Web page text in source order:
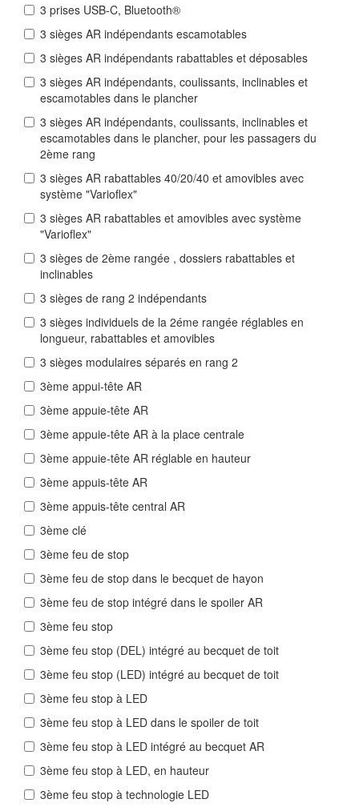
3 prises USB-C, Bluetooth®
3 sièges AR indépendants escamotables
3 sièges AR indépendants rabattables et déposables
3 sièges AR indépendants, coulissants, inclinables et
escamotables dans le plancher
3 sièges AR indépendants, coulissants, inclinables et
escamotables dans le plancher, pour les passagers du
2ème rang
3 sièges AR rabattables 40/20/40 et amovibles avec
système "Varioflex"
3 sièges AR rabattables et amovibles avec système
"Varioflex"
3 sièges de 2ème rangée , dossiers rabattables et
inclinables
3 sièges de rang 2 indépendants
3 sièges individuels de la 2éme rangée réglables en
longueur, rabattables et amovibles
3 sièges modulaires séparés en rang 2
3ème appui-tête AR
3ème appuie-tête AR
3ème appuie-tête AR à la place centrale
3ème appuie-tête AR réglable en hauteur
3ème appuis-tête AR
3ème appuis-tête central AR
3ème clé
3ème feu de stop
3ème feu de stop dans le becquet de hayon
3ème feu de stop intégré dans le spoiler AR
3ème feu stop
3ème feu stop (DEL) intégré au becquet de toit
3ème feu stop (LED) intégré au becquet de toit
3ème feu stop à LED
3ème feu stop à LED dans le spoiler de toit
3ème feu stop à LED intégré au becquet AR
3ème feu stop à LED, en hauteur
3ème feu stop à technologie LED